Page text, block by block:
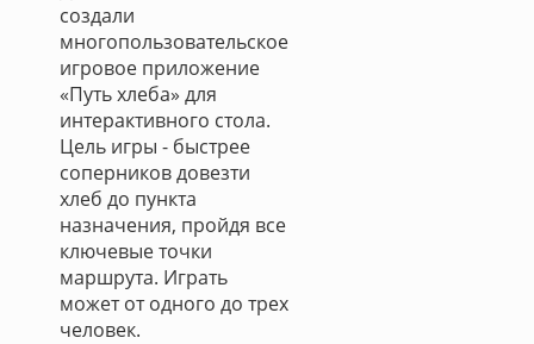
создали
многопользовательское
игровое приложение
«Путь хлеба» для
интерактивного стола.
Цель игры - быстрее
соперников довезти
хлеб до пункта
назначения, пройдя все
ключевые точки
маршрута. Играть
может от одного до трех
человек.